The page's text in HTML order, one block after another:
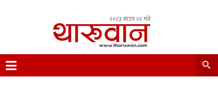
२०८३ साउन २२ गते
Nepal.